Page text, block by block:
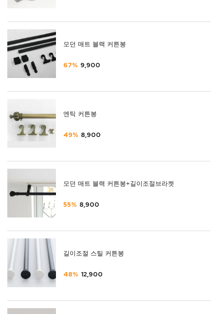
모던 매트 블랙 커튼봉
67% 9,900
엔틱 커튼봉
49% 8,900
모던 매트 블랙 커튼봉+길이조절브라켓
55% 8,900
길이조절 스틸 커튼봉
48% 12,900